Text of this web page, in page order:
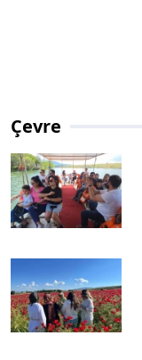
Çevre